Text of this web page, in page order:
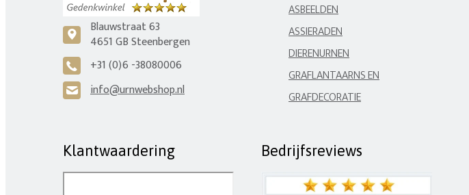
c
Blauwstraat 63
4651 GB Steenbergen
A +31 (0)6 -38080006
H info@urnwebshop.nl
ASBEELDEN
ASSIERADEN
DIERENURNEN
GRAFLANTAARNS EN
GRAFDECORATIE
Klantwaardering Bedrijfsreviews